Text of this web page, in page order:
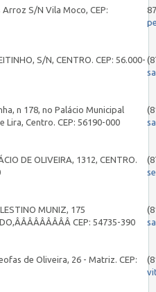
S/N Vila Moco, CEP:
S/N, CENTRO. CEP: 56.000-
n 178, no Palácio Municipal
Lira, Centro. CEP: 56190-000
DE OLIVEIRA, 1312, CENTRO.
MUNIZ, 175
CEP: 54735-390
de Oliveira, 26 - Matriz. CEP: